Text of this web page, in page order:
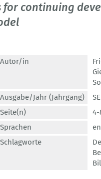
for continuing
Autor/in
Ausgabe/Jahr (Jahrgang)
Seite(n)
4-
Sprachen
Schlagworte